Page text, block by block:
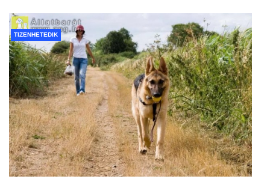
TIZENHETEDIK